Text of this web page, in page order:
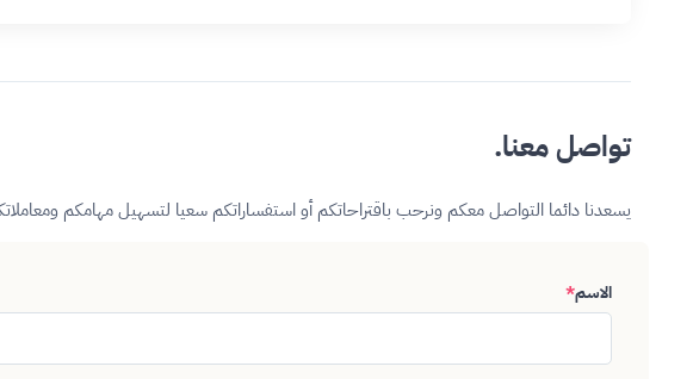
تواصل معنا.
يسعدنا دائما التواصل معكم ونرحب باقتراحاتكم أو استفساراتكم سعيا لتسهيل مهامكم
الاسم*